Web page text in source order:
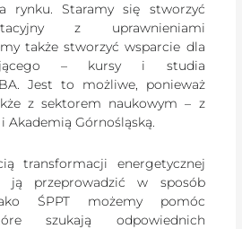
rynku. Staramy się stworzyć
z uprawnieniami
także stworzyć wsparcie dla
– kursy i studia
Jest to możliwe, ponieważ
z sektorem naukowym – z
Akademią Górnośląską.
transformacji energetycznej
przeprowadzić w sposób
ŚPPT możemy pomóc
szukają odpowiednich